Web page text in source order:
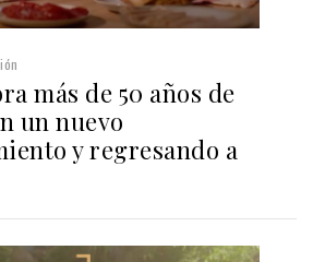
más de 50 años de
un nuevo
y regresando a